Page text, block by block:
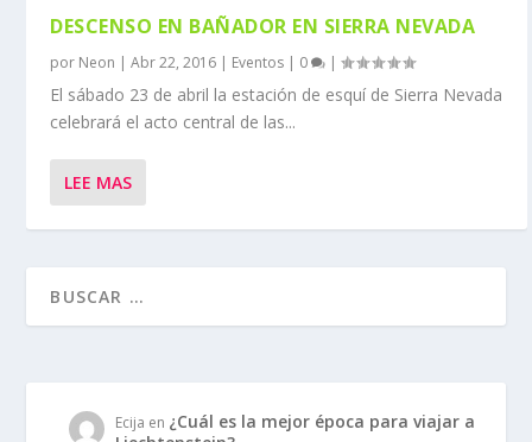
DESCENSO EN BAÑADOR EN SIERRA NEVADA
por Neon |Abr 22, 2016 | Eventos | 0 |
El sábado 23 de abril la estación de esquí de Sierra Nevada
celebrará el acto central de las...
LEE MAS
Ecija en ¿Cuál es la mejor época para viajar a